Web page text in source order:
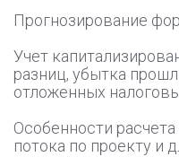
Прогнозирование
Учет
разниц, убытка
отложенных
Особенности
потока по проекту и